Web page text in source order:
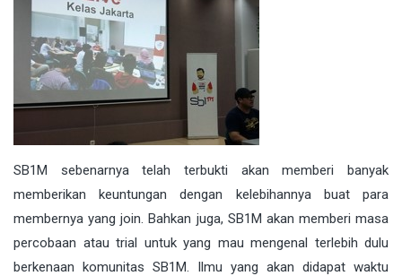
SB1M sebenarnya telah terbukti akan memberi banyak
memberikan keuntungan dengan kelebihannya buat para
membernya yang join. Bahkan juga, SB1M akan memberi masa
percobaan atau trial untuk yang mau mengenal terlebih dulu
berkenaan komunitas SB1M. Ilmu yang akan didapat waktu